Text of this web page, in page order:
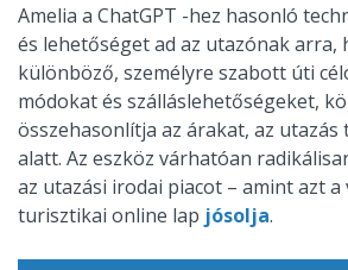
Amelia a ChatGPT -hez hasonló
és lehetőséget ad az utazónak arra,
különböző, személyre szabott úti
módokat és szálláslehetőségeket,
összehasonlítja az árakat, az utazás
alatt. Az eszköz várhatóan
az utazási irodai piacot – amint azt a
turisztikai online lap jósolja.